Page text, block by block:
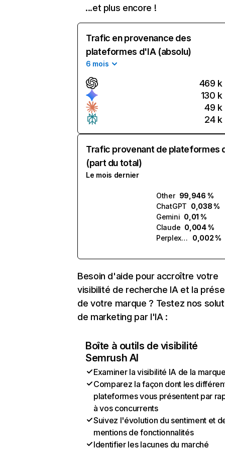
...et plus encore !
Trafic en provenance des
plateformes d'IA (absolu)
6 mois
469 k
130 k
49 k
24 k
Trafic provenant de plateformes
(part du total)
Le mois dernier
Other 99,946 %
ChatGPT 0,038 %
Gemini 0,01 %
Claude 0,004 %
Perplexity
0,002 %
Besoin d'aide pour accroître votre
visibilité de recherche IA et la
de votre marque ? Testez nos
de marketing par l'IA :
Boîte à outils de visibilité
Semrush AI
Examiner la visibilité IA de la
Comparez la façon dont les
plateformes vous présentent par
à vos concurrents
Suivez l'évolution du sentiment et
mentions de fonctionnalités
Identifier les lacunes du marché